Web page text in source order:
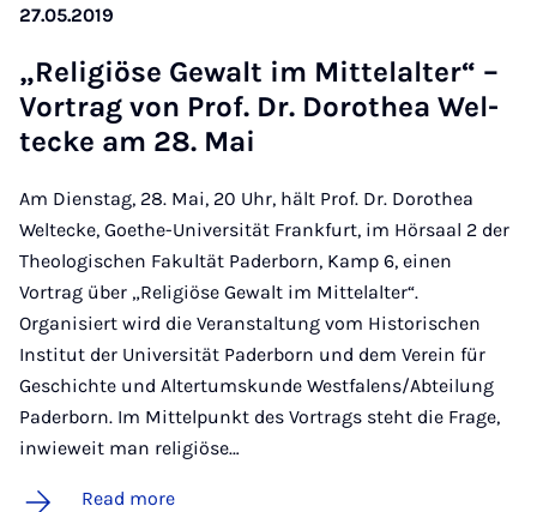
27.05.2019
„Re­li­giöse Ge­walt im Mit­telal­ter“ –
Vor­trag von Prof. Dr. Dorothea Wel­
tecke am 28. Mai
Am Dienstag, 28. Mai, 20 Uhr, hält Prof. Dr. Dorothea
Weltecke, Goethe-Universität Frankfurt, im Hörsaal 2 der
Theologischen Fakultät Paderborn, Kamp 6, einen
Vortrag über „Religiöse Gewalt im Mittelalter“.
Organisiert wird die Veranstaltung vom Historischen
Institut der Universität Paderborn und dem Verein für
Geschichte und Altertumskunde Westfalens/Abteilung
Paderborn. Im Mittelpunkt des Vortrags steht die Frage,
inwieweit man religiöse…
Read more